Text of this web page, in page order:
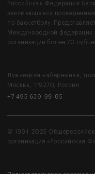
Российская Федерация
занимающаяся проведением
по баскетболу.
Международной федерации
организации более 70
Лужнецкая набережная,
Москва, 119270, Россия
+7 495 639-99-85
© 1991–2025
организация «Российская